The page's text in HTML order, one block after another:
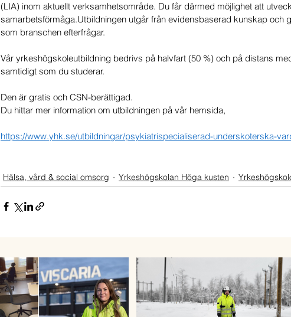
(LIA) inom aktuellt verksamhetsområde. Du får därmed möjlighet att
samarbetsförmåga.Utbildningen utgår från evidensbaserad kunskap och
som branschen efterfrågar.
Vår yrkeshögskoleutbildning bedrivs på halvfart (50 %) och på distans
samtidigt som du studerar.
Den är gratis och CSN-berättigad.
Du hittar mer information om utbildningen på vår hemsida,
https://www.yhk.se/utbildningar/psykiatrispecialiserad-underskoterska-
Hälsa, vård & social omsorg Yrkeshögskolan Höga kusten